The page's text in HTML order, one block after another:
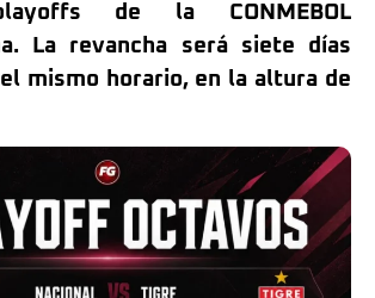
de la CONMEBOL
La revancha será siete días
mismo horario, en la altura de